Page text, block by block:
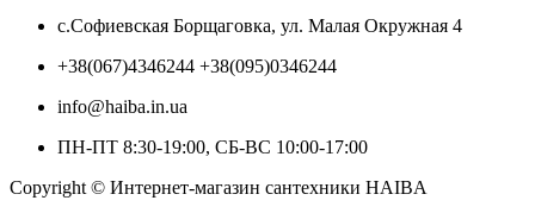
с.Софиевская Борщаговка, ул. Малая Окружная 4
+38(067)4346244 +38(095)0346244
info@haiba.in.ua
ПН-ПТ 8:30-19:00, СБ-ВС 10:00-17:00
Copyright © Интернет-магазин сантехники HAIBA